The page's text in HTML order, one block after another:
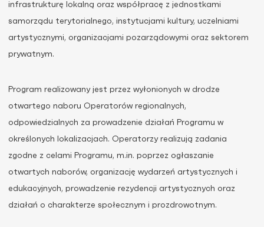
infrastrukturę lokalną oraz współpracę z jednostkami
samorządu terytorialnego, instytucjami kultury, uczelniami
artystycznymi, organizacjami pozarządowymi oraz sektorem
prywatnym.
Program realizowany jest przez wyłonionych w drodze
otwartego naboru Operatorów regionalnych,
odpowiedzialnych za prowadzenie działań Programu w
określonych lokalizacjach. Operatorzy realizują zadania
zgodne z celami Programu, m.in. poprzez ogłaszanie
otwartych naborów, organizację wydarzeń artystycznych i
edukacyjnych, prowadzenie rezydencji artystycznych oraz
działań o charakterze społecznym i prozdrowotnym.